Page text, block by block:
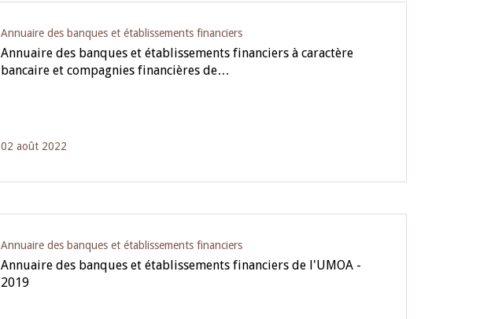
Annuaire des banques et établissements financiers
Annuaire des banques et établissements financiers à caractère
bancaire et compagnies financières de…
02 août 2022
Annuaire des banques et établissements financiers
Annuaire des banques et établissements financiers de l'UMOA -
2019